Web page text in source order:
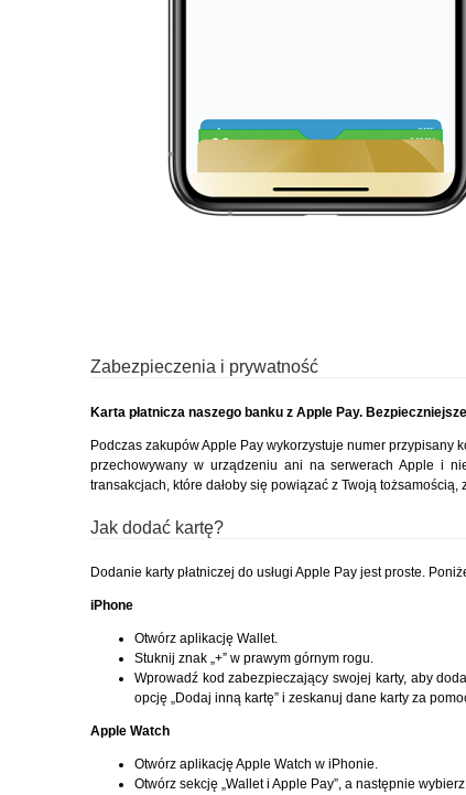
Zabezpieczenia i prywatność
Karta płatnicza naszego banku z Apple Pay.
Podczas zakupów Apple Pay wykorzystuje numer przypisany
przechowywany w urządzeniu ani na serwerach Apple i
transakcjach, które dałoby się powiązać z Twoją
Jak dodać kartę?
Dodanie karty płatniczej do usługi Apple Pay jest proste.
iPhone
Otwórz aplikację Wallet.
Stuknij znak „+” w prawym górnym rogu.
Wprowadź kod zabezpieczający swojej karty, aby
opcję „Dodaj inną kartę” i zeskanuj dane karty za
Apple Watch
Otwórz aplikację Apple Watch w iPhonie.
Otwórz sekcję „Wallet i Apple Pay”, a następnie